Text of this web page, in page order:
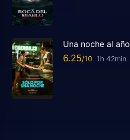
Una noche al año
6.25 1h 42min